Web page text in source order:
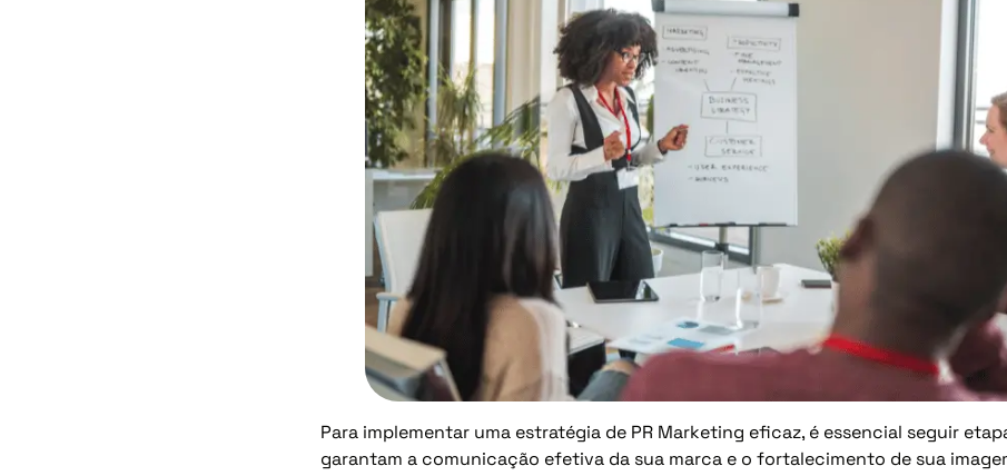
Para implementar uma estratégia de PR Marketing eficaz, é essencial seguir
garantam a comunicação efetiva da sua marca e o fortalecimento de sua